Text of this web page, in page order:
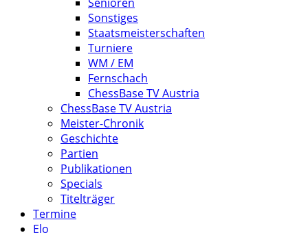
Sonstiges
Staatsmeisterschaften
Turniere
WM / EM
Fernschach
ChessBase TV Austria
ChessBase TV Austria
Meister-Chronik
Geschichte
Partien
Publikationen
Specials
Titelträger
Termine
Elo